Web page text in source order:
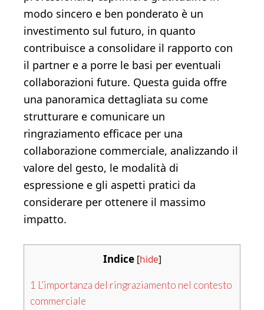
modo sincero e ben ponderato è un
investimento sul futuro, in quanto
contribuisce a consolidare il rapporto con
il partner e a porre le basi per eventuali
collaborazioni future. Questa guida offre
una panoramica dettagliata su come
strutturare e comunicare un
ringraziamento efficace per una
collaborazione commerciale, analizzando il
valore del gesto, le modalità di
espressione e gli aspetti pratici da
considerare per ottenere il massimo
impatto.
Indice [hide]
1 L’importanza del ringraziamento nel contesto
commerciale